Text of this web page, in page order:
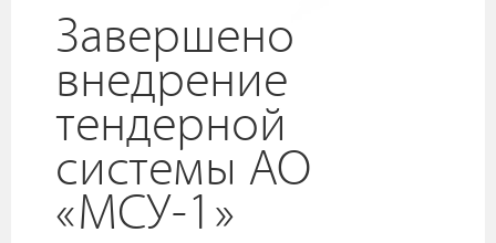
Завершено
внедрение
тендерной
системы АО
«МСУ-1»